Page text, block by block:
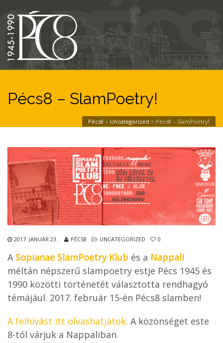
Pécs8 – SlamPoetry!
Pécs8 > Uncategorized > Pécs8 – SlamPoetry!
2017. JANUÁR 23. PÉCS8 UNCATEGORIZED 0
A Sopianae SlamPoetry Klub és a Nappali
méltán népszerű slampoetry estje Pécs 1945 és
1990 közötti történetét választotta rendhagyó
témájául. 2017. február 15-én Pécs8 slamben!
A felhívást itt olvashatjátok. A közönséget este
8-tól várjuk a Nappaliban.